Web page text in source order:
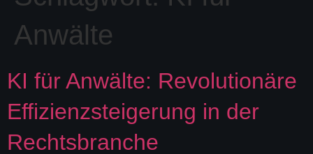
Anwälte
KI für Anwälte: Revolutionäre
Effizienzsteigerung in der
Rechtsbranche